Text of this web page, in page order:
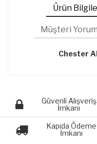
Ürün
Müşteri
Chester
Güvenli Alışveriş
İmkanı
Kapıda Ödeme
İmkanı